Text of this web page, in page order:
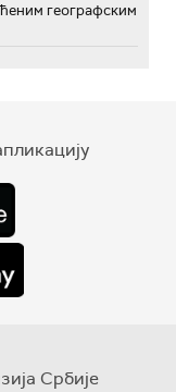
географским
Србије